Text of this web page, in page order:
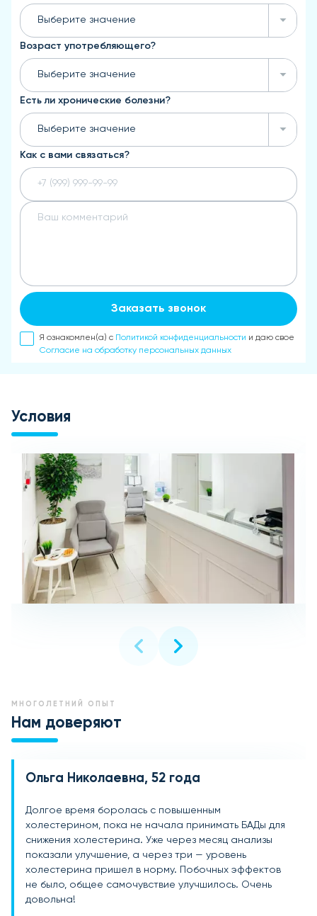
Выберите значение
Возраст употребляющего?
Выберите значение
Есть ли хронические болезни?
Выберите значение
Как с вами связаться?
Заказать звонок
Я ознакомлен(а) с Политикой конфиденциальности и даю свое
Согласие на обработку персональных данных
Условия
МНОГОЛЕТНИЙ ОПЫТ
Нам доверяют
Ольга Николаевна, 52 года
Долгое время боролась с повышенным
холестерином, пока не начала принимать БАДы для
снижения холестерина. Уже через месяц анализы
показали улучшение, а через три — уровень
холестерина пришел в норму. Побочных эффектов
не было, общее самочувствие улучшилось. Очень
довольна!
Владимир Петрович, 47 лет
По рекомендации врача начал принимать БАДы для
нормализации холестерина, так как диета не
давала нужного результата. Через два месяца
отметил улучшение состояния сосудов и снижение
уровня "плохого" холестерина. Приятный бонус —
больше энергии и улучшение самочувствия в целом.
Светлана Сергеевна, 60 лет
На протяжении нескольких лет боролась с
повышенным холестерином, пока не открыла для
себя эффективные БАДы для его снижения. Уже после
первого курса заметила снижение уровня
холестерина в крови, самочувствие стало
значительно лучше. Натуральный состав и удобный
прием делают этот продукт идеальным выбором!